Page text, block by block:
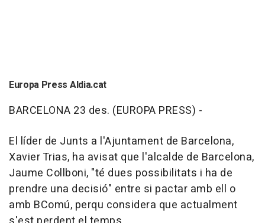
Europa Press Aldia.cat
BARCELONA 23 des. (EUROPA PRESS) -
El líder de Junts a l'Ajuntament de Barcelona,
Xavier Trias, ha avisat que l'alcalde de Barcelona,
Jaume Collboni, "té dues possibilitats i ha de
prendre una decisió" entre si pactar amb ell o
amb BComú, perqu considera que actualment